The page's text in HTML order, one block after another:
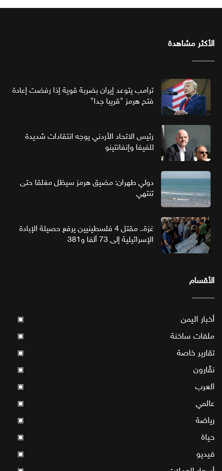
الأكثر مشاهدة
ترامب يتوعد إيران بضربة قوية إذا رفضت إعادة
فتح هرمز "قريبا جدا"
رئيس الاتحاد الأردني يوجه انتقادات شديدة
للفيفا وإنفانتينو
دولي طهران: مضيق هرمز سيظل مغلقا حتى
تنتهي
غزة.. مقتل 4 فلسطينيين يرفع حصيلة الإبادة
الإسرائيلية إلى 73 ألفا و381
الأقسام
أخبار اليمن ▣
ملفات ساخنة ▣
تقارير خاصة ▣
نقّارون ▣
العرب ▣
عالمي ▣
رياضة ▣
حياة ▣
فيديو ▣